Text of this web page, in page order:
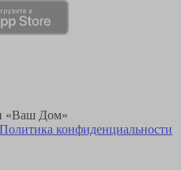
«Ваш Дом»
Политика конфиденциальности